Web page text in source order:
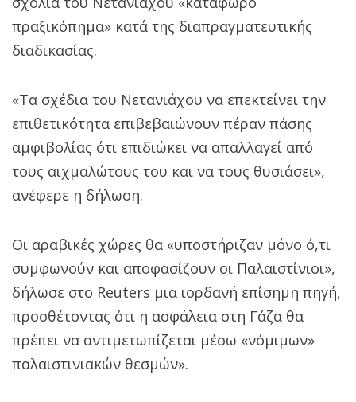
πραξικόπημα» κατά της διαπραγματευτικής
διαδικασίας.
«Τα σχέδια του Νετανιάχου να επεκτείνει την
επιθετικότητα επιβεβαιώνουν πέραν πάσης
αμφιβολίας ότι επιδιώκει να απαλλαγεί από
τους αιχμαλώτους του και να τους θυσιάσει»,
ανέφερε η δήλωση.
Οι αραβικές χώρες θα «υποστήριζαν μόνο ό,τι
συμφωνούν και αποφασίζουν οι Παλαιστίνιοι»,
δήλωσε στο Reuters μια ιορδανή επίσημη πηγή,
προσθέτοντας ότι η ασφάλεια στη Γάζα θα
πρέπει να αντιμετωπίζεται μέσω «νόμιμων»
παλαιστινιακών θεσμών».